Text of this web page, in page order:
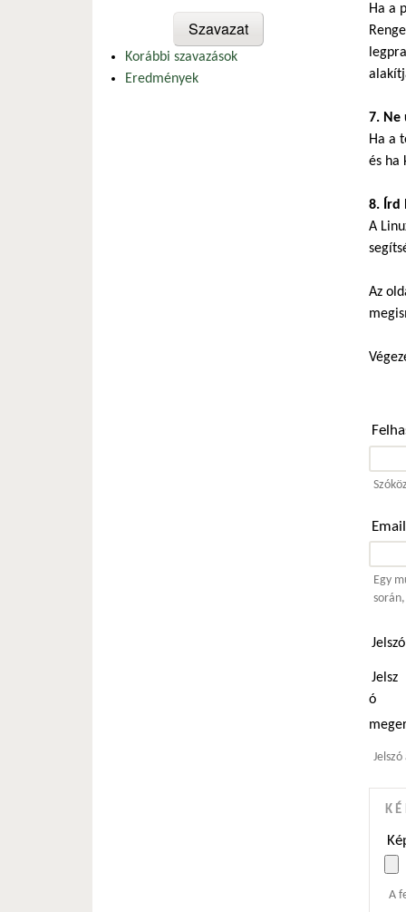
Ha a
7. Ne
Ha a
és ha
8. Írd
A
Az
Egy
Jelszó
Jelsz
ó
A
Korábbi szavazások
Eredmények